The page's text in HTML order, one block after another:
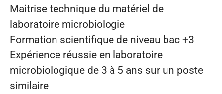
Maitrise technique du matériel de
laboratoire microbiologie
Formation scientifique de niveau bac +3
Expérience réussie en laboratoire
microbiologique de 3 à 5 ans sur un poste
similaire